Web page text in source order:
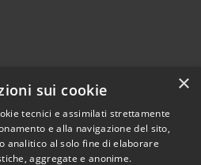
×
sui cookie
tecnici e assimilati strettamente
e alla navigazione del sito,
analitico al solo fine di elaborare
aggregate e anonime.